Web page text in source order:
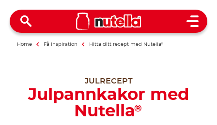
Open
Home Få inspiration Hitta ditt recept med Nutella®
JULRECEPT
Julpannkakor med
Nutella®